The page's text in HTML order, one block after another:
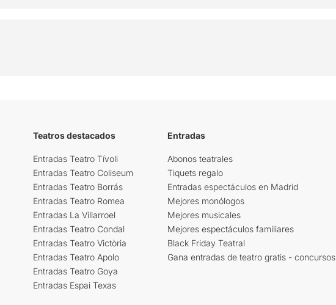
Teatros destacados
Entradas Teatro Tívoli
Entradas Teatro Coliseum
Entradas Teatro Borrás
Entradas Teatro Romea
Entradas La Villarroel
Entradas Teatro Condal
Entradas Teatro Victòria
Entradas Teatro Apolo
Entradas Teatro Goya
Entradas Espai Texas
Entradas
Abonos teatrales
Tiquets regalo
Entradas espectáculos en Madrid
Mejores monólogos
Mejores musicales
Mejores espectáculos familiares
Black Friday Teatral
Gana entradas de teatro gratis - concursos